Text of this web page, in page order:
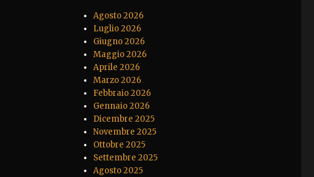
Agosto 2026
Luglio 2026
Giugno 2026
Maggio 2026
Aprile 2026
Marzo 2026
Febbraio 2026
Gennaio 2026
Dicembre 2025
Novembre 2025
Ottobre 2025
Settembre 2025
Agosto 2025